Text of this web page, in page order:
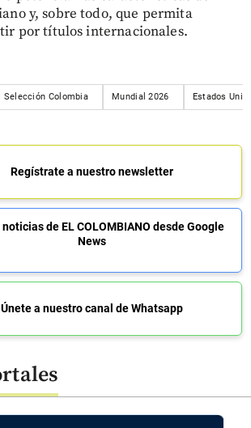
y, sobre todo, que permita
por títulos internacionales.
Selección Colombia Mundial 2026 Estados
Regístrate a nuestro newsletter
de EL COLOMBIANO desde Google
News
Únete a nuestro canal de Whatsapp